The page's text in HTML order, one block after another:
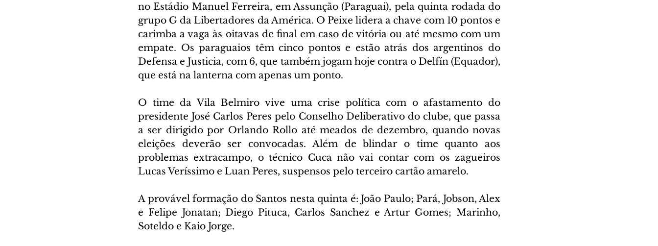
no Estádio Manuel Ferreira, em Assunção (Paraguai), pela quinta rodada do
grupo G da Libertadores da América. O Peixe lidera a chave com 10 pontos e
carimba a vaga às oitavas de final em caso de vitória ou até mesmo com um
empate. Os paraguaios têm cinco pontos e estão atrás dos argentinos do
Defensa e Justicia, com 6, que também jogam hoje contra o Delfín (Equador),
que está na lanterna com apenas um ponto.
O time da Vila Belmiro vive uma crise política com o afastamento do
presidente José Carlos Peres pelo Conselho Deliberativo do clube, que passa
a ser dirigido por Orlando Rollo até meados de dezembro, quando novas
eleições deverão ser convocadas. Além de blindar o time quanto aos
problemas extracampo, o técnico Cuca não vai contar com os zagueiros
Lucas Veríssimo e Luan Peres, suspensos pelo terceiro cartão amarelo.
A provável formação do Santos nesta quinta é: João Paulo; Pará, Jobson, Alex
e Felipe Jonatan; Diego Pituca, Carlos Sanchez e Artur Gomes; Marinho,
Soteldo e Kaio Jorge.